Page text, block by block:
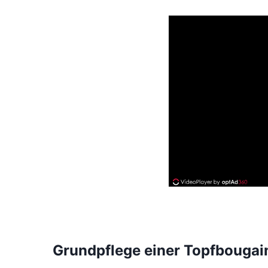
Grundpflege einer